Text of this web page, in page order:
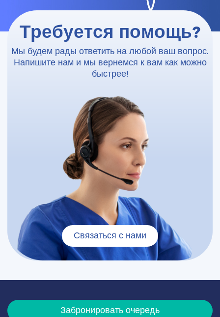
Требуется помощь?
Мы будем рады ответить на любой ваш вопрос.
Напишите нам и мы вернемся к вам как можно
быстрее!
Связаться с нами
Забронировать очередь